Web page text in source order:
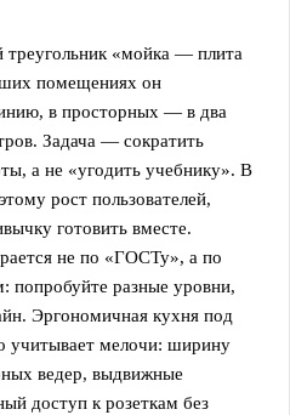
«мойка — плита
помещениях он
в просторных — в два
Задача — сократить
а не «угодить учебнику». В
рост пользователей,
готовить вместе.
не по «ГОСТу», а по
попробуйте разные уровни,
Эргономичная кухня под
учитывает мелочи: ширину
ведер, выдвижные
доступ к розеткам без